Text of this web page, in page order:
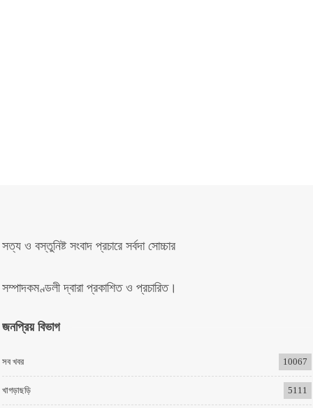
সত্য ও বস্তুনিষ্ট সংবাদ প্রচারে সর্বদা সোচ্চার
সম্পাদকমণ্ডলী দ্বারা প্রকাশিত ও প্রচারিত।
জনপ্রিয় বিভাগ
সব খবর 10067
খাগড়াছড়ি 5111